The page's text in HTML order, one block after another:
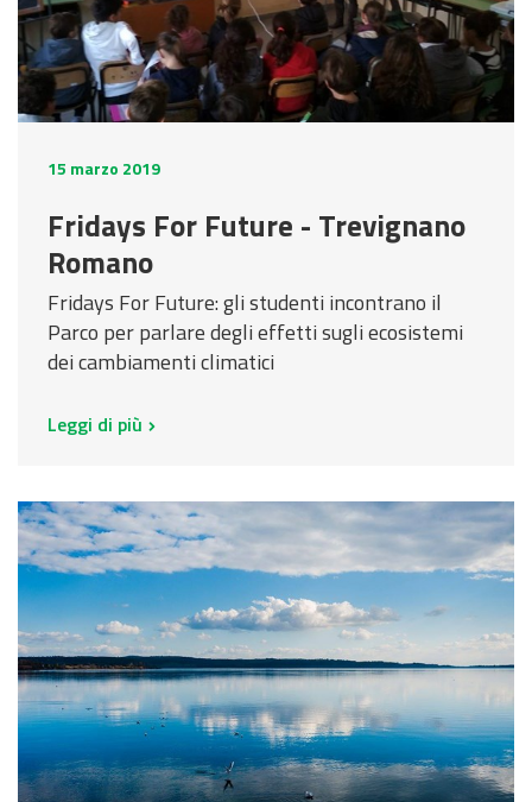
15 marzo 2019
Fridays For Future - Trevignano
Romano
Fridays For Future: gli studenti incontrano il
Parco per parlare degli effetti sugli ecosistemi
dei cambiamenti climatici
Leggi di più